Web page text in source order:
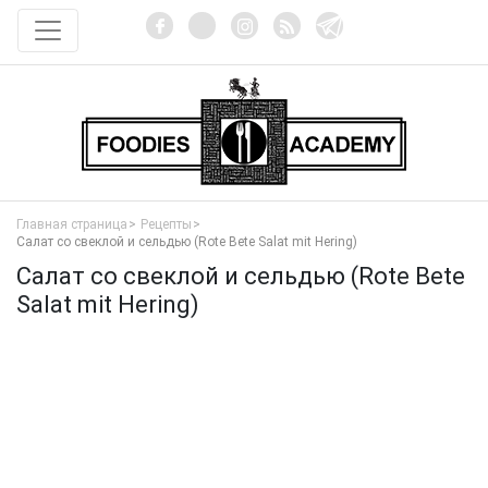
Главная страница
Рецепты
Салат со свеклой и сельдью (Rote Bete Salat mit Hering)
Салат со свеклой и сельдью (Rote Bete
Salat mit Hering)